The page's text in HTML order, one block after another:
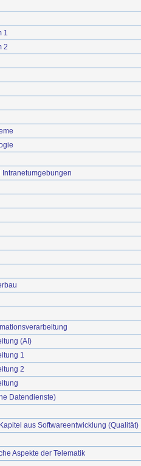
1
2
(AI)
1
2
Datendienste)
aus Softwareentwicklung (Qualität)
Aspekte der Telematik